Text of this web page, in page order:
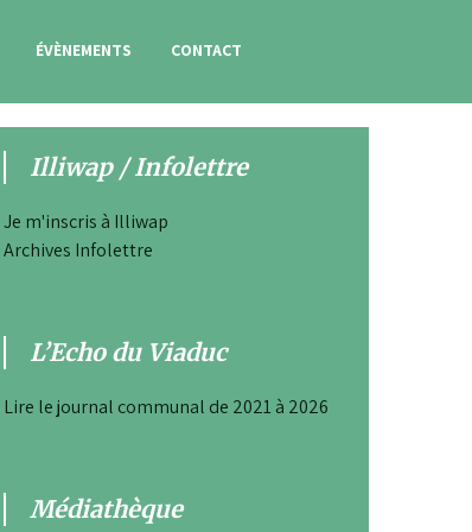
ÉVÈNEMENTS CONTACT
Illiwap / Infolettre
Je m'inscris à Illiwap
Archives Infolettre
L’Echo du Viaduc
Lire le journal communal de 2021 à 2026
Médiathèque